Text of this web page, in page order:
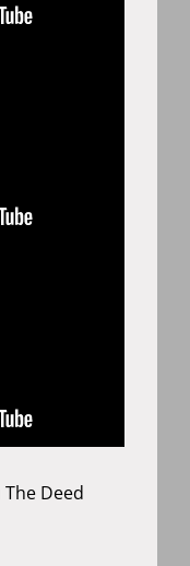
The Deed